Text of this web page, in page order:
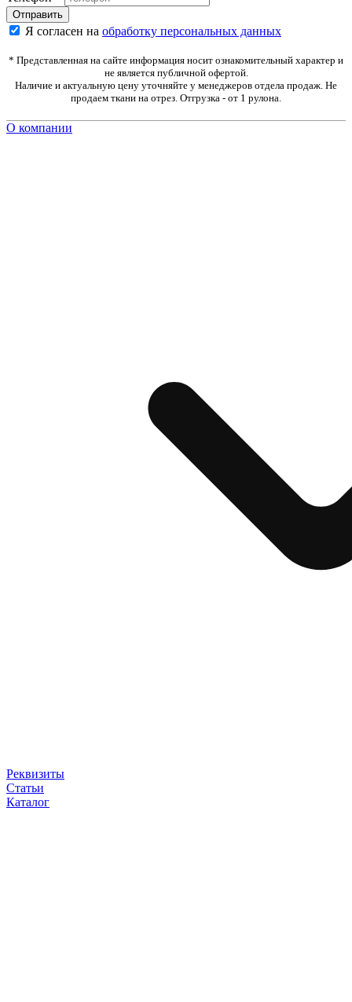
Я согласен на обработку персональных данных
* Представленная на сайте информация носит ознакомительный характер и
не является публичной офертой.
Наличие и актуальную цену уточняйте у менеджеров отдела продаж. Не
продаем ткани на отрез. Отгрузка - от 1 рулона.
О компании
Реквизиты
Статьи
Каталог